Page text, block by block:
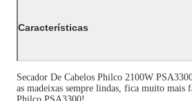
Características
Secador De Cabelos Philco 2100W
as madeixas sempre lindas, fica muito mais